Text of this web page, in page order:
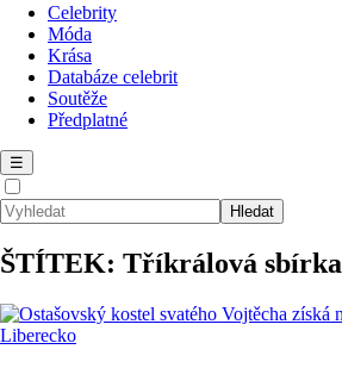
Celebrity
Móda
Krása
Databáze celebrit
Soutěže
Předplatné
☰
ŠTÍTEK: Tříkrálová sbírka
Liberecko